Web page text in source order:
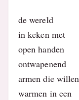
de wereld
in keken met
open handen
ontwapenend
armen die willen
warmen in een